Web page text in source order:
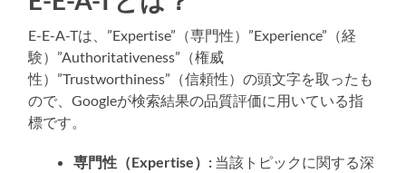
E-E-A-Tは、”Expertise”（専門性）”Experience”（経
験）”Authoritativeness”（権威
性）”Trustworthiness”（信頼性）の頭文字を取ったも
ので、Googleが検索結果の品質評価に用いている指
標です。
専門性（Expertise）: 当該トピックに関する深